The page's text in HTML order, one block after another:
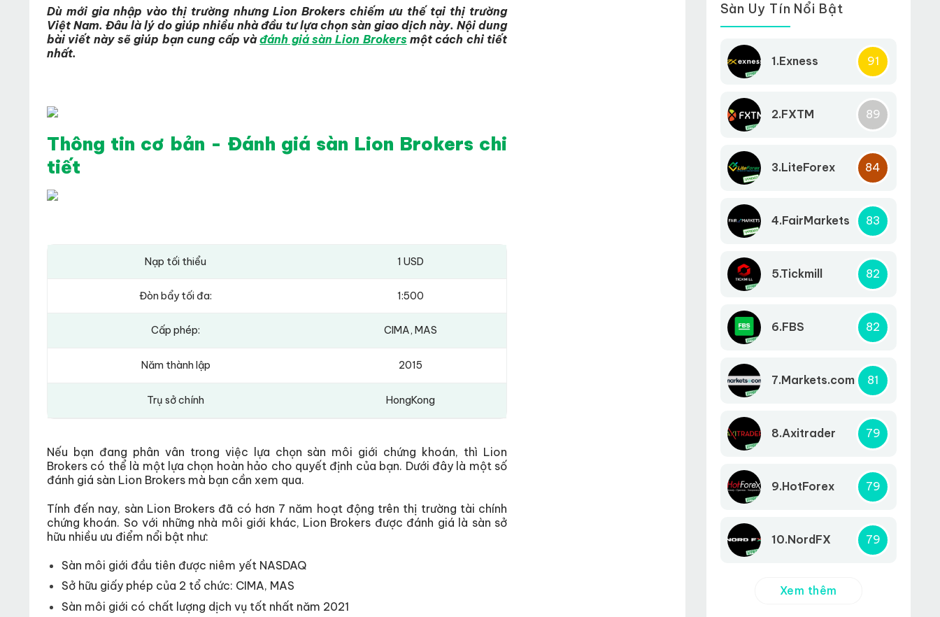
Dù mới gia nhập vào thị trường nhưng Lion Brokers chiếm ưu thế tại thị trường
Việt Nam. Đâu là lý do giúp nhiều nhà đầu tư lựa chọn sàn giao dịch này. Nội dung
bài viết này sẽ giúp bạn cung cấp vàđánh giá sàn Lion Brokersmột cách chi tiết
nhất.
Thông tin cơ bản - Đánh giá sàn Lion Brokers chi
tiết
Nạp tối thiểu 1 USD
Đòn bẩy tối đa: 1:500
Cấp phép: CIMA, MAS
Năm thành lập 2015
Trụ sở chính HongKong
Nếu bạn đang phân vân trong việc lựa chọn sàn môi giới chứng khoán, thì Lion
Brokers có thể là một lựa chọn hoàn hảo cho quyết định của bạn. Dưới đây là một số
đánh giá sàn Lion Brokers mà bạn cần xem qua.
Tính đến nay, sàn Lion Brokers đã có hơn 7 năm hoạt động trên thị trường tài chính
chứng khoán. So với những nhà môi giới khác, Lion Brokers được đánh giá là sàn sở
hữu nhiều ưu điểm nổi bật như:
Sàn môi giới đầu tiên được niêm yết NASDAQ
Sở hữu giấy phép của 2 tổ chức: CIMA, MAS
Sàn môi giới có chất lượng dịch vụ tốt nhất năm 2021
Sàn Uy Tín Nổi Bật
1.Exness 91
2.FXTM 89
3.LiteForex 84
4.FairMarkets 83
5.Tickmill 82
6.FBS 82
7.Markets.com 81
8.Axitrader 79
9.HotForex 79
10.NordFX 79
Xem thêm